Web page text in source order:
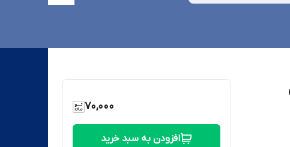
70,000
افزودن به سبد خرید